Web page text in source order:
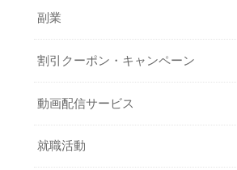
副業
割引クーポン・キャンペーン
動画配信サービス
就職活動